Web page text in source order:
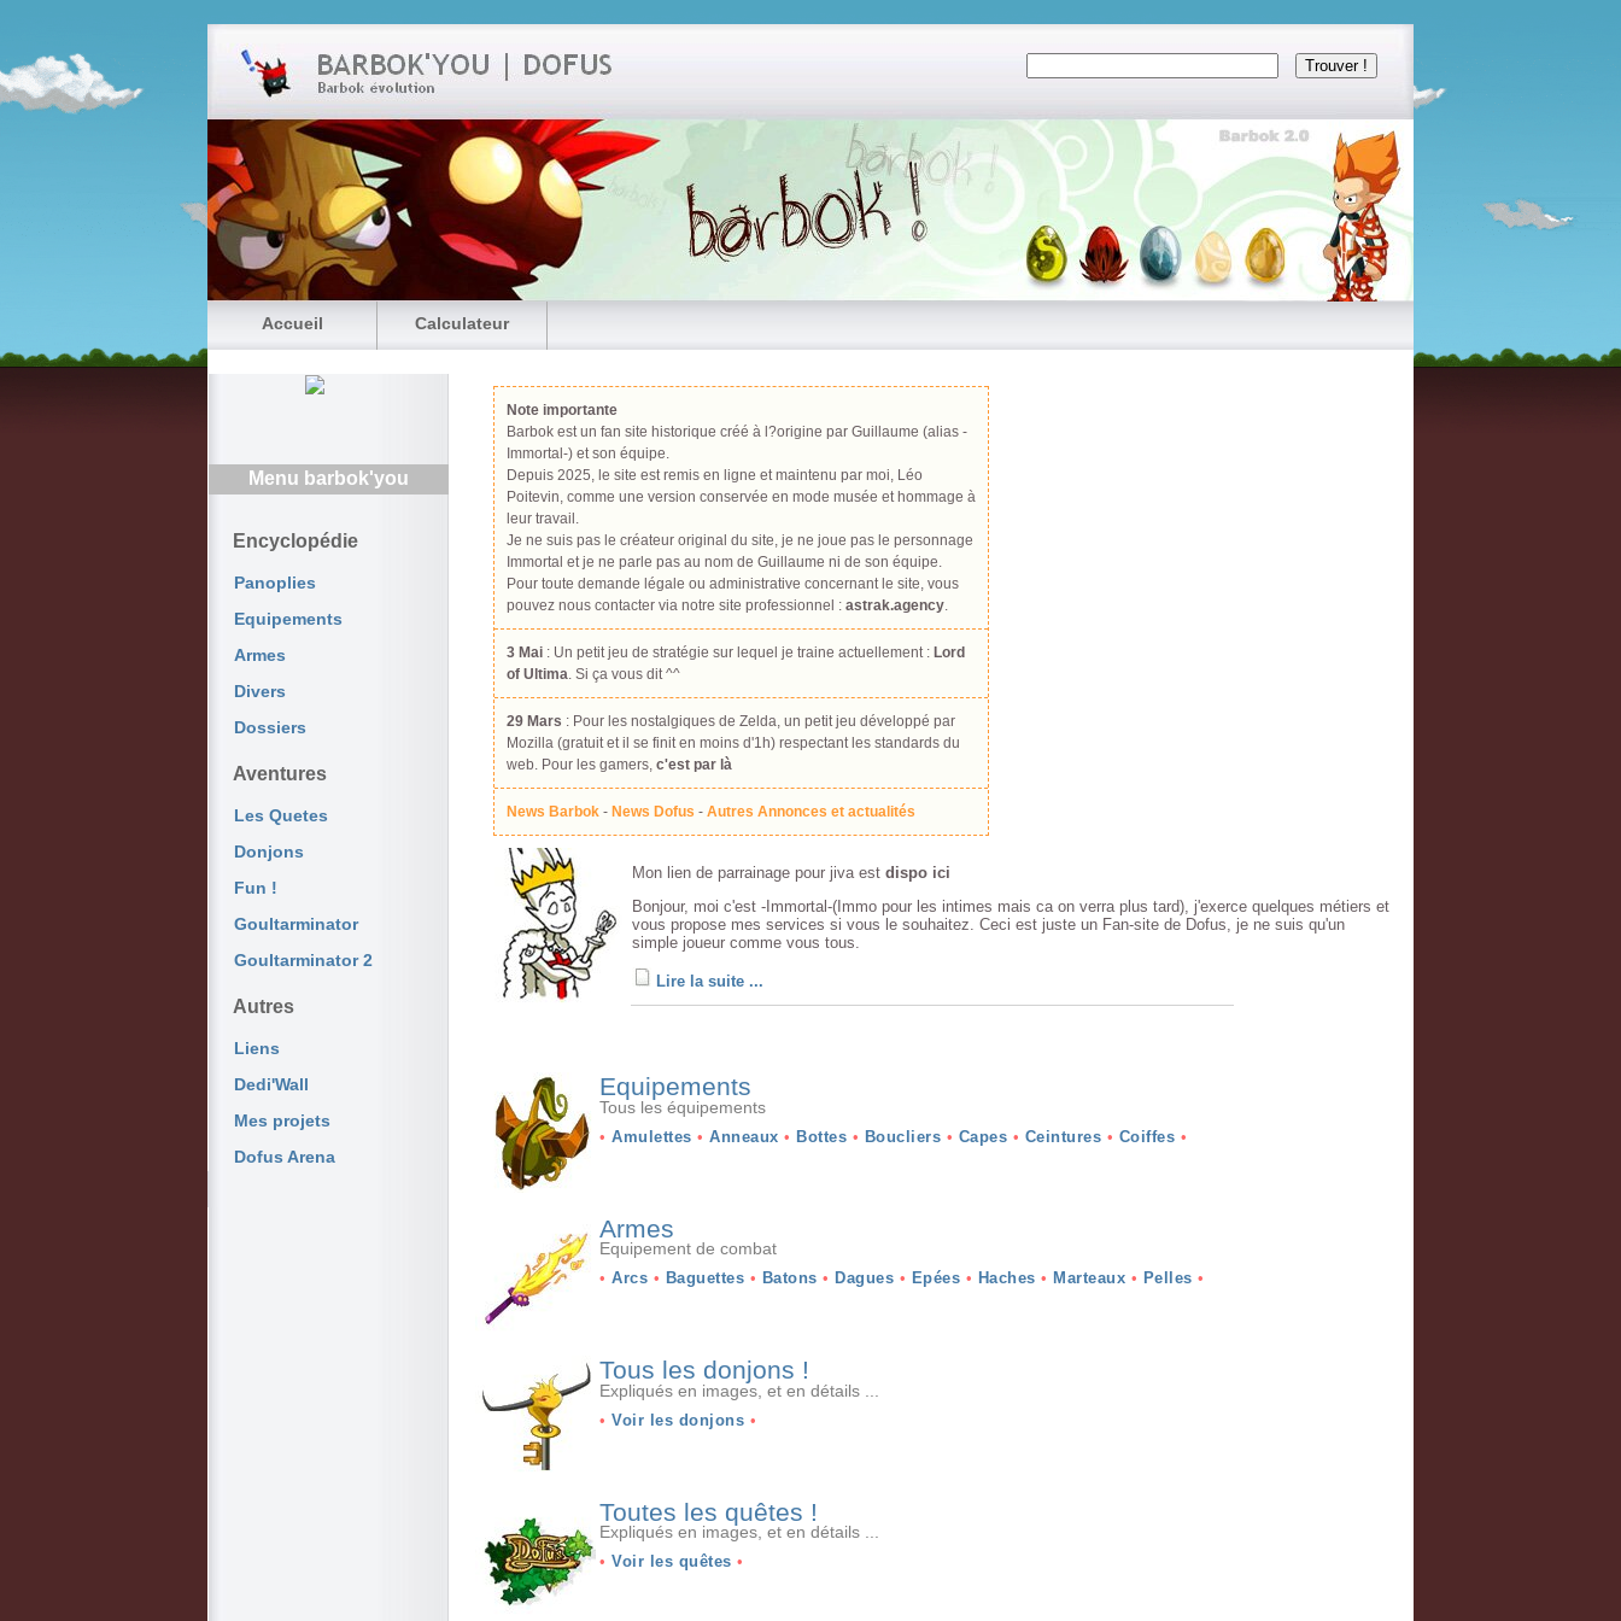
Accueil Calculateur
Menu barbok'you
Encyclopédie
Panoplies
Equipements
Armes
Divers
Dossiers
Aventures
Les Quetes
Donjons
Fun !
Goultarminator
Goultarminator 2
Autres
Liens
Dedi'Wall
Mes projets
Dofus Arena
Note importante
Barbok est un fan site historique créé à l?origine par Guillaume (alias -
Immortal-) et son équipe.
Depuis 2025, le site est remis en ligne et maintenu par moi, Léo
Poitevin, comme une version conservée en mode musée et hommage à
leur travail.
Je ne suis pas le créateur original du site, je ne joue pas le personnage
Immortal et je ne parle pas au nom de Guillaume ni de son équipe.
Pour toute demande légale ou administrative concernant le site, vous
pouvez nous contacter via notre site professionnel : astrak.agency.
3 Mai : Un petit jeu de stratégie sur lequel je traine actuellement : Lord
of Ultima. Si ça vous dit ^^
29 Mars : Pour les nostalgiques de Zelda, un petit jeu développé par
Mozilla (gratuit et il se finit en moins d'1h) respectant les standards du
web. Pour les gamers, c'est par là
News Barbok - News Dofus - Autres Annonces et actualités
Mon lien de parrainage pour jiva est dispo ici
Bonjour, moi c'est -Immortal-(Immo pour les intimes mais ca on verra plus tard), j'exerce quelques métiers et
vous propose mes services si vous le souhaitez. Ceci est juste un Fan-site de Dofus, je ne suis qu'un
simple joueur comme vous tous.
Lire la suite ...
Equipements
Tous les équipements
• Amulettes • Anneaux • Bottes • Boucliers • Capes • Ceintures • Coiffes •
Armes
Equipement de combat
• Arcs • Baguettes • Batons • Dagues • Epées • Haches • Marteaux • Pelles •
Tous les donjons !
Expliqués en images, et en détails ...
• Voir les donjons •
Toutes les quêtes !
Expliqués en images, et en détails ...
• Voir les quêtes •